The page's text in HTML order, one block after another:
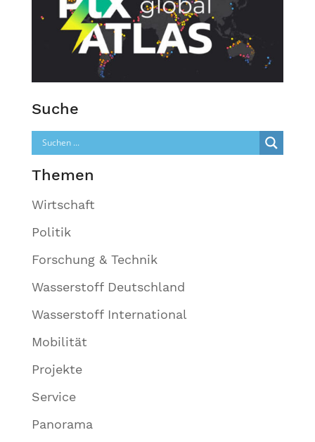
Suche
Themen
Wirtschaft
Politik
Forschung & Technik
Wasserstoff Deutschland
Wasserstoff International
Mobilität
Projekte
Service
Panorama